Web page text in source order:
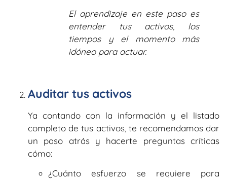
El aprendizaje en este paso es
entender tus activos, los
tiempos y el momento más
idóneo para actuar.
Auditar tus activos
Ya contando con la información y el listado
completo de tus activos, te recomendamos dar
un paso atrás y hacerte preguntas críticas
cómo:
¿Cuánto esfuerzo se requiere para